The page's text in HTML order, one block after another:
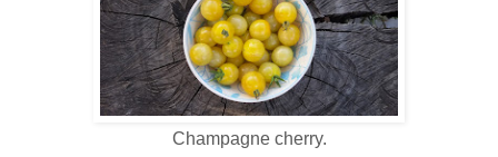
Champagne cherry.